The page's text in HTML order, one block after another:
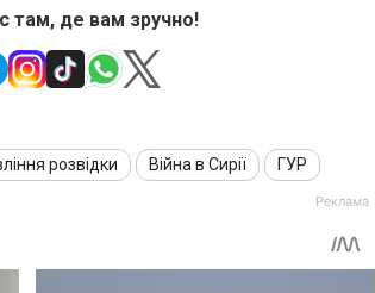
там, де вам зручно!
розвідки Війна в Сирії ГУР